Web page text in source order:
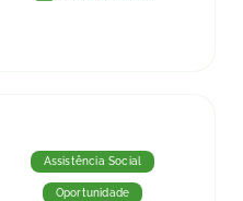
Assistência Social
Oportunidade